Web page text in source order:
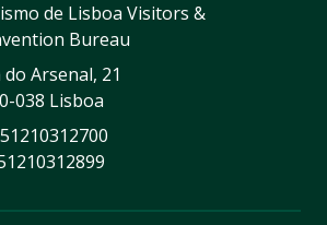
de Lisboa Visitors &
Bureau
do Arsenal, 21
038 Lisboa